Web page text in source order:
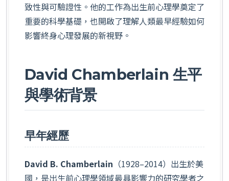
致性與可驗證性。他的工作為出生前心理學奠定了
重要的科學基礎，也開啟了理解人類最早經驗如何
影響終身心理發展的新視野。
David Chamberlain 生平
與學術背景
早年經歷
David B. Chamberlain （1928–2014）出生於美
國，是出生前心理學領域最具影響力的研究學者之